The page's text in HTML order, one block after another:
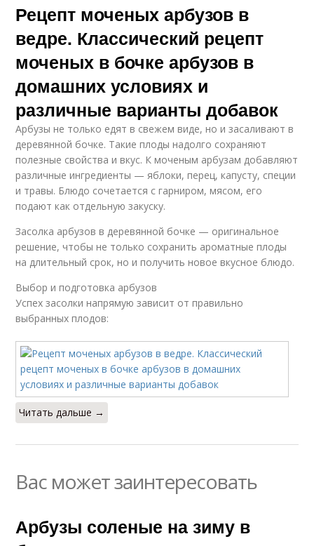
Рецепт моченых арбузов в
ведре. Классический рецепт
моченых в бочке арбузов в
домашних условиях и
различные варианты добавок
Арбузы не только едят в свежем виде, но и засаливают в
деревянной бочке. Такие плоды надолго сохраняют
полезные свойства и вкус. К моченым арбузам добавляют
различные ингредиенты — яблоки, перец, капусту, специи
и травы. Блюдо сочетается с гарниром, мясом, его
подают как отдельную закуску.
Засолка арбузов в деревянной бочке — оригинальное
решение, чтобы не только сохранить ароматные плоды
на длительный срок, но и получить новое вкусное блюдо.
Выбор и подготовка арбузов
Успех засолки напрямую зависит от правильно
выбранных плодов:
Читать дальше →
Вас может заинтересовать
Арбузы соленые на зиму в